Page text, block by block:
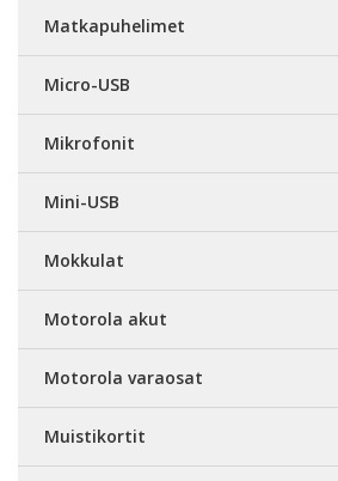
Matkapuhelimet
Micro-USB
Mikrofonit
Mini-USB
Mokkulat
Motorola akut
Motorola varaosat
Muistikortit